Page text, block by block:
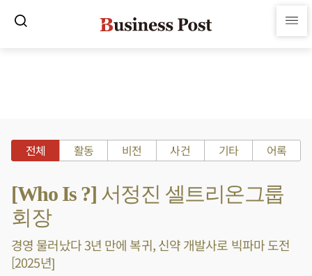
전체 활동 비전 사건 기타 어록
[Who Is ?] 서정진 셀트리온그룹
회장
경영 물러났다 3년 만에 복귀, 신약 개발사로 빅파마 도전
[2025년]